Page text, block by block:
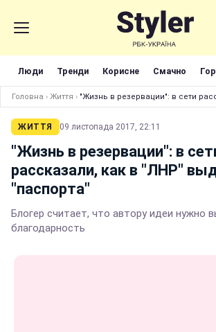
Люди Тренди Корисне Смачно
Головна › Життя › "Жизнь в резервации": в сети
ЖИТТЯ 09 листопада 2017, 22:11
"Жизнь в резервации": в
рассказали, как в "ЛНР"
"паспорта"
Блогер считает, что автору идеи нужно
благодарность